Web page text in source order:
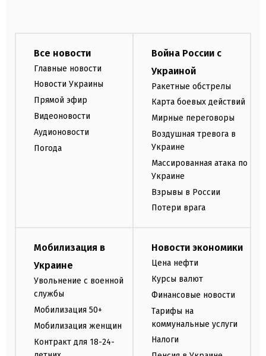
Все новости
Главные новости
Новости Украины
Прямой эфир
Видеоновости
Аудионовости
Погода
Война России с
Украиной
Ракетные обстрелы
Карта боевых действий
Мирные переговоры
Воздушная тревога в
Украине
Массированная атака по
Украине
Взрывы в России
Потери врага
Мобилизация в
Украине
Увольнение с военной
службы
Мобилизация 50+
Мобилизация женщин
Контракт для 18-24-
Новости экономики
Цена нефти
Курсы валют
Финансовые новости
Тарифы на
коммунальные услуги
Налоги